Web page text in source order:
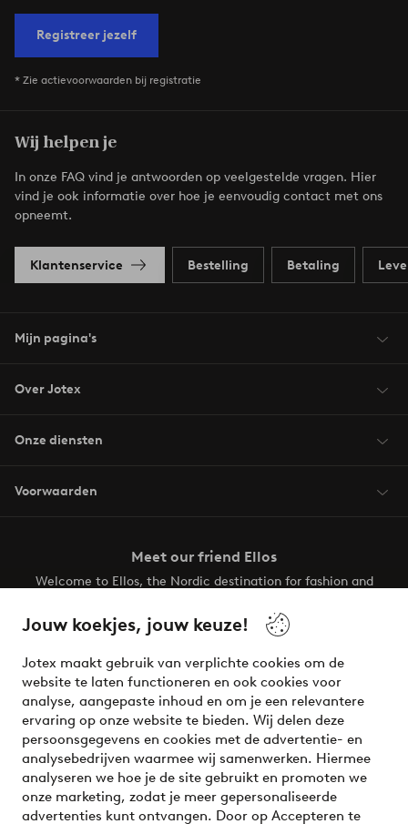
Jouw koekjes, jouw keuze!
Jotex maakt gebruik van verplichte cookies om de
website te laten functioneren en ook cookies voor
analyse, aangepaste inhoud en om je een relevantere
ervaring op onze website te bieden. Wij delen deze
persoonsgegevens en cookies met de advertentie- en
analysebedrijven waarmee wij samenwerken. Hiermee
analyseren we hoe je de site gebruikt en promoten we
onze marketing, zodat je meer gepersonaliseerde
advertenties kunt ontvangen. Door op Accepteren te
Registreer jezelf
* Zie actievoorwaarden bij registratie
Wij helpen je
In onze FAQ vind je antwoorden op veelgestelde vragen. Hier
vind je ook informatie over hoe je eenvoudig contact met ons
opneemt.
Klantenservice Bestelling Betaling
Mijn pagina's
Over Jotex
Onze diensten
Voorwaarden
Meet our friend Ellos
Welcome to Ellos, the Nordic destination for fashion and
your wardrobe. Your next inspiring look is here!
Veilig betalen - Nu betalen of opsplitsen
Wil je meer weten over onze betaalopties?